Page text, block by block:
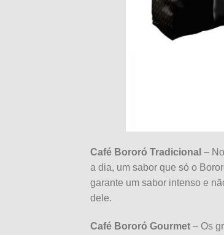
Café Bororó Tradicional –
a dia, um sabor que só o
garante um sabor intenso e
dele.
Café Bororó Gourmet – Os